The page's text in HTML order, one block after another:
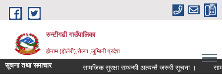
Skip to main content
रुन्टीगढी गाउँपालिका
झेनाम (होलेरी),रोल्पा ,लुम्बिनी प्रदेश
सूचना तथा समाचार सामजिक सुरक्षा सम्बन्धी अत्यन्तै जरुरी सूचना ।